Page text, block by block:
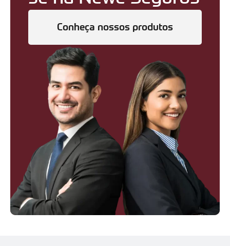
Conheça nossos produtos